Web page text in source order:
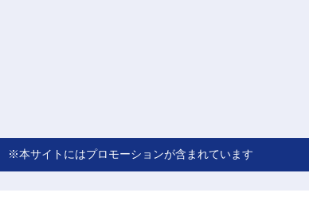
※本サイトにはプロモーションが含まれています